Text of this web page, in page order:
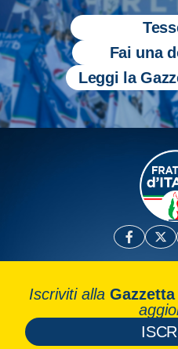
Fai una
Leggi la
Iscriviti alla